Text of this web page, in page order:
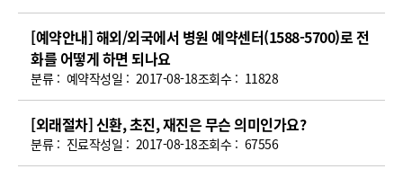
분류 : 예약
[예약안내] 해외/외국에서 병원 예약센터(1588-5700)로 전
화를 어떻게 하면 되나요
작성일 : 2017-08-18조회수 : 11828
분류 : 진료
[외래절차] 신환, 초진, 재진은 무슨 의미인가요?
작성일 : 2017-08-18조회수 : 67556